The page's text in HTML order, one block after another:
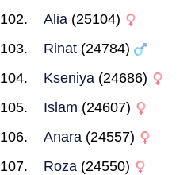
Alia (25104)
Rinat (24784)
Kseniya (24686)
Islam (24607)
Anara (24557)
Roza (24550)